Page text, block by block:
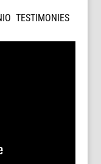
TESTIMONIES